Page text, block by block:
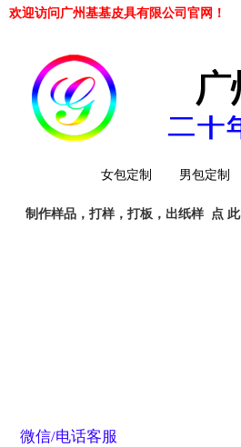
欢迎访问广州基基皮具有限公司官网！
女包定制 男包定制
工厂简介
制作样品，打样，打板，出纸样 点 此
微信/电话客服